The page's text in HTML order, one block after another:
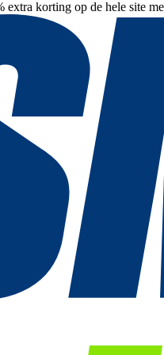
korting op de hele site